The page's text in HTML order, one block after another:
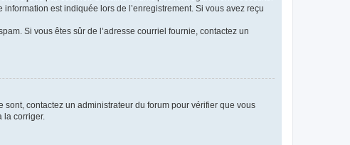
est indiquée lors de l’enregistrement. Si vous avez reçu
Si vous êtes sûr de l’adresse courriel fournie, contactez un
contactez un administrateur du forum pour vérifier que vous
la corriger.